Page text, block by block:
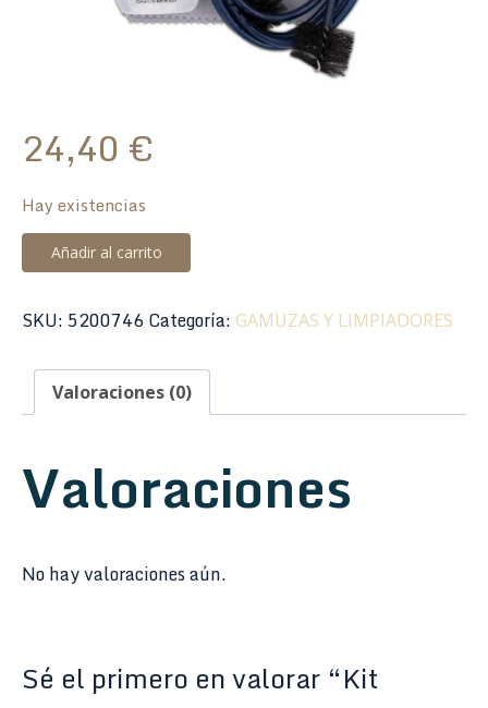
24,40 €
Hay existencias
Kit
Mantenimiento
Lacado
LBCKL
cantidad
Añadir al carrito
SKU: 5200746Categoría: GAMUZAS Y LIMPIADORES
Valoraciones (0)
Valoraciones
No hay valoraciones aún.
Sé el primero en valorar “Kit